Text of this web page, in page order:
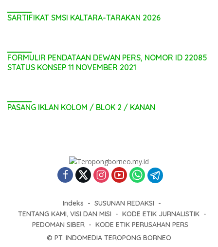
SARTIFIKAT SMSI KALTARA-TARAKAN 2026
FORMULIR PENDATAAN DEWAN PERS, NOMOR ID 22085
STATUS KONSEP 11 NOVEMBER 2021
PASANG IKLAN KOLOM / BLOK 2 / KANAN
Indeks
SUSUNAN REDAKSI
TENTANG KAMI, VISI DAN MISI
KODE ETIK JURNALISTIK
PEDOMAN SIBER
KODE ETIK PERUSAHAN PERS
© PT. INDOMEDIA TEROPONG BORNEO